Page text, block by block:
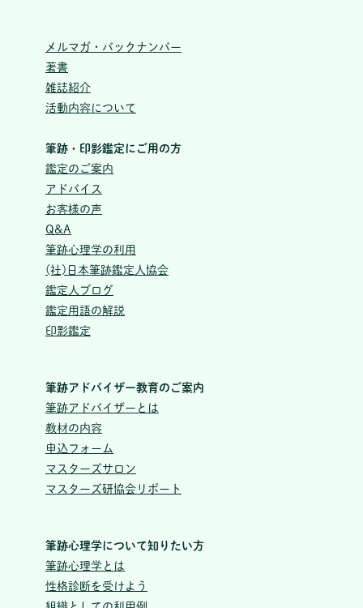
メルマガ・バックナンバー
著書
雑誌紹介
活動内容について
筆跡・印影鑑定にご用の方
鑑定のご案内
アドバイス
お客様の声
Q&A
筆跡心理学の利用
(社)日本筆跡鑑定人協会
鑑定人ブログ
鑑定用語の解説
印影鑑定
筆跡アドバイザー教育のご案内
筆跡アドバイザーとは
教材の内容
申込フォーム
マスターズサロン
マスターズ研協会リポート
筆跡心理学について知りたい方
筆跡心理学とは
性格診断を受けよう